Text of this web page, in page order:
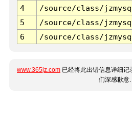
4
/source/class/
5
/source/class/
6
/source/class/
www.365jz.com 已经将此出错信息详细
们深感歉意.